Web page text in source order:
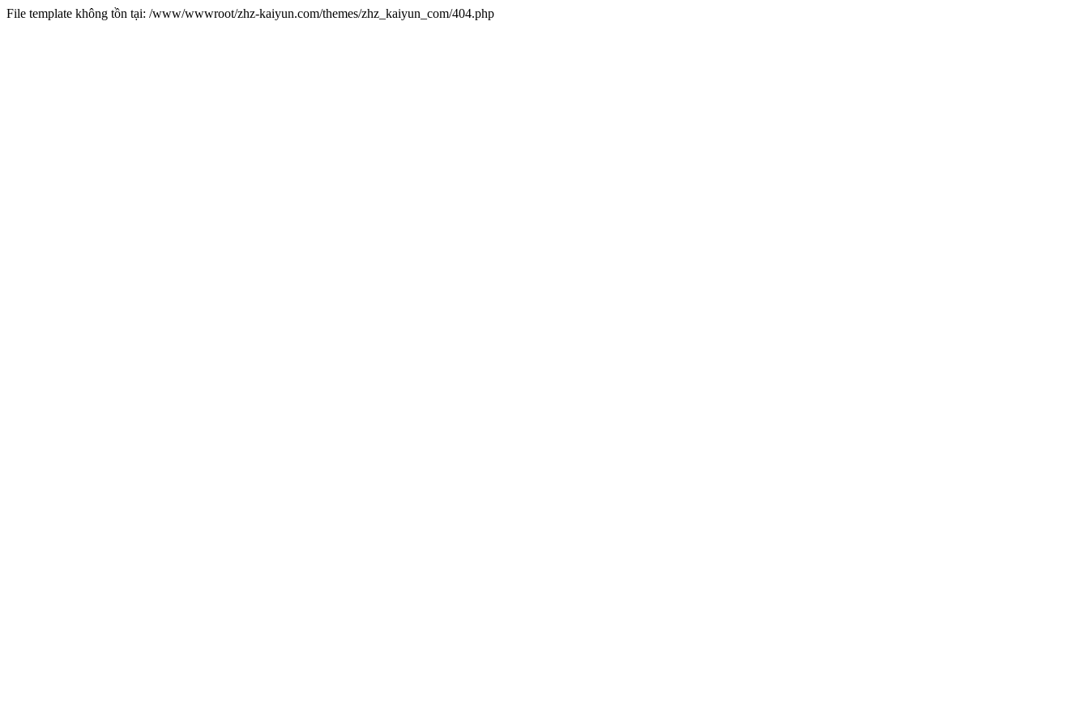
File template không tồn tại: /www/wwwroot/zhz-kaiyun.com/themes/zhz_kaiyun_com/404.php